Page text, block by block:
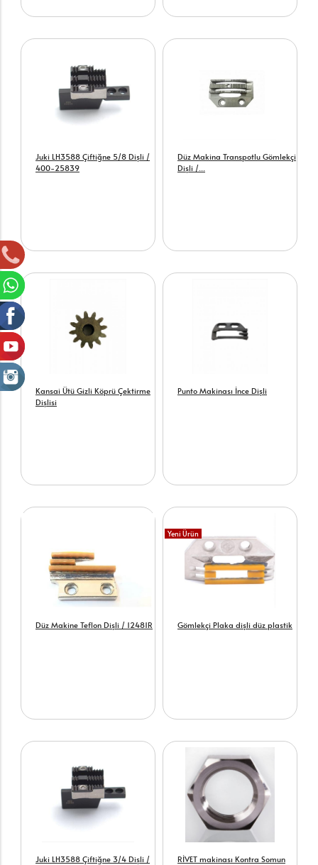
Juki LH3588 Çiftiğne 5/8 Dişli /
400-25839
Düz Makina Transpotlu Gömlekçi
Dişli /...
Kansai Ütü Gizli Köprü Çektirme
Dişlisi
Punto Makinası İnce Dişli
Düz Makine Teflon Dişli / 12481R
Yeni Ürün
Gömlekçi Plaka dişli düz plastik
Juki LH3588 Çiftiğne 3/4 Dişli / RİVET makinası Kontra Somun